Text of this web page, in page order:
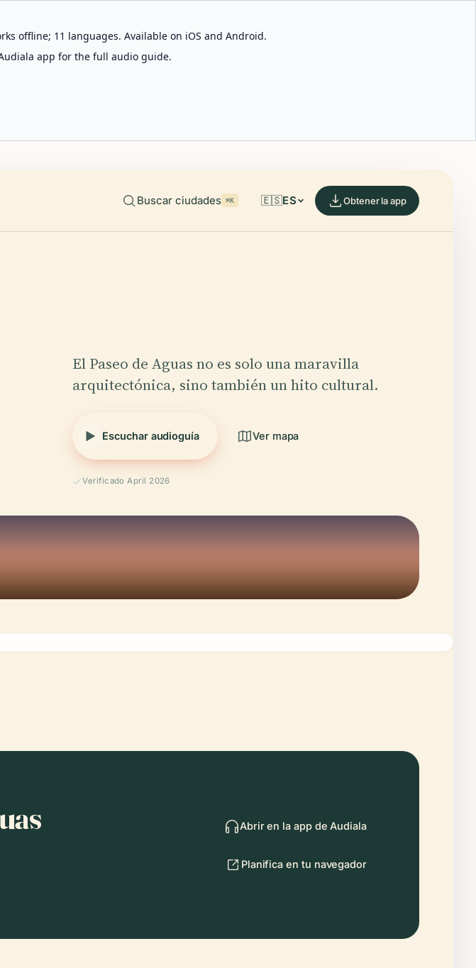
offline; 11 languages. Available on iOS and Android.
app for the full audio guide.
Buscar ciudades ⌘K 🇪🇸ES Obtener la app
El Paseo de Aguas no es solo una maravilla
arquitectónica, sino también un hito cultural.
Escuchar audioguía Ver mapa
Verificado April 2026
Abrir en la app de Audiala
Planifica en tu navegador